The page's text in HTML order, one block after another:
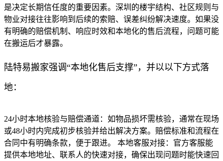
是决定长期信任度的重要因素。深圳的楼宇结构、社区规则与
物业对接往往影响到后续的索赔、误差纠纷解决速度。如果没
有明确的赔偿机制、响应时效和本地化的售后流程，问题可能
在搬运后才暴露。
陆特易搬家强调“本地化售后支撑”，并以以下方式落
地：
24小时本地核验与赔偿通道：如物品损坏需核验，通常在现场
或48小时内完成初步核验并给出解决方案。赔偿标准和流程在
合同中有明确条款，便于跟进。 本地客服对接：官方客服能
提供本地地址、联系人的快速对接，确保出现问题时能快速回